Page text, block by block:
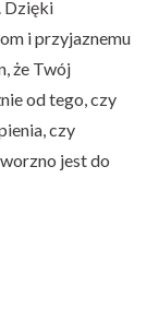
Dzięki
i przyjaznemu
że Twój
od tego, czy
czy
jest do